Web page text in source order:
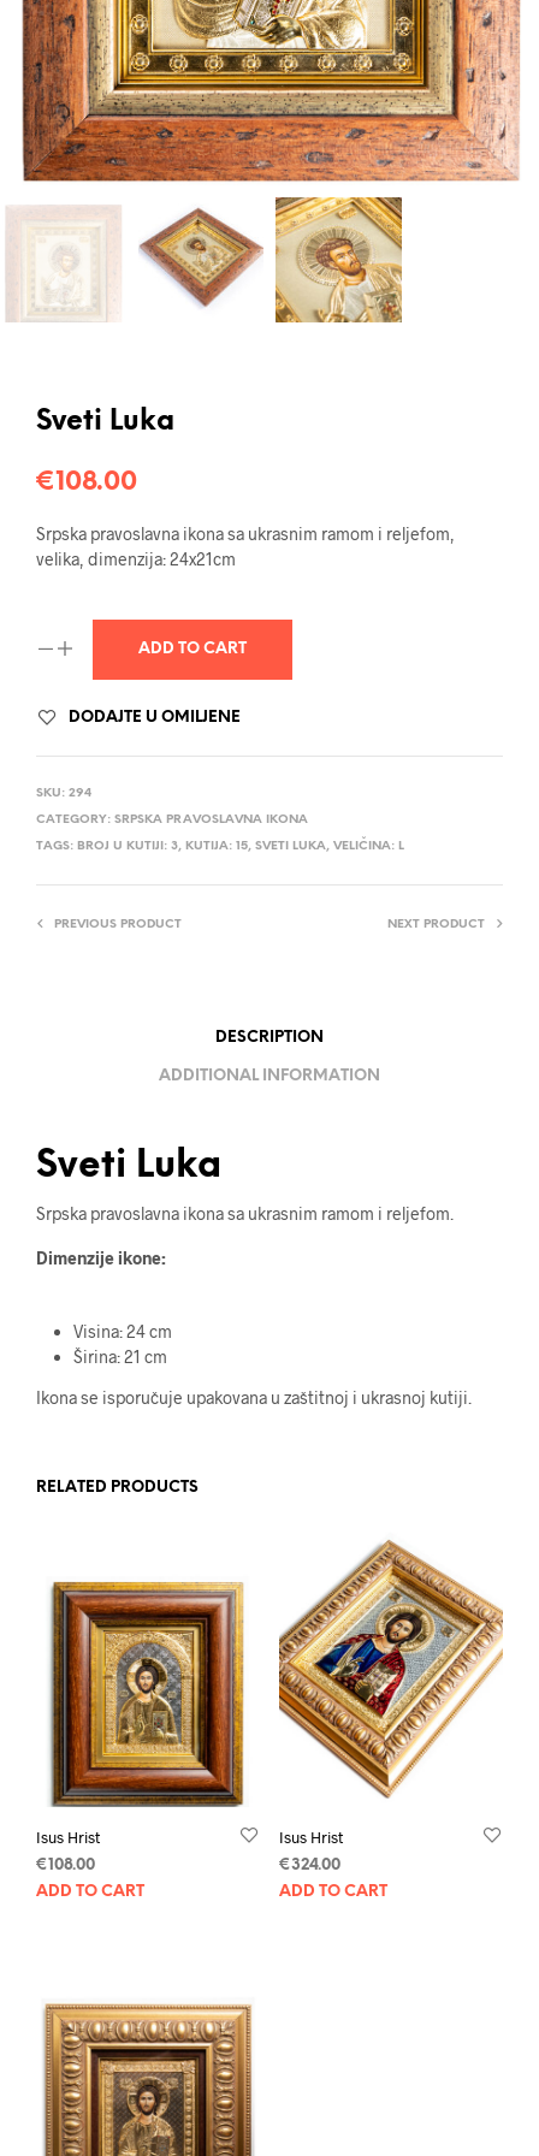
Sveti Luka
€108.00
Srpska pravoslavna ikona sa ukrasnim ramom i reljefom,
velika, dimenzija: 24x21cm
ADD TO CART
DODAJTE U OMILJENE
SKU: 294
CATEGORY: SRPSKA PRAVOSLAVNA IKONA
TAGS: BROJ U KUTIJI: 3, KUTIJA: 15, SVETI LUKA, VELIČINA: L
PREVIOUS PRODUCT NEXT PRODUCT
DESCRIPTION
ADDITIONAL INFORMATION
Sveti Luka
Srpska pravoslavna ikona sa ukrasnim ramom i reljefom.
Dimenzije ikone:
Visina: 24 cm
Širina: 21 cm
Ikona se isporučuje upakovana u zaštitnoj i ukrasnoj kutiji.
RELATED PRODUCTS
Isus Hrist
€ 108.00
ADD TO CART
Isus Hrist
€324.00
ADD TO CART